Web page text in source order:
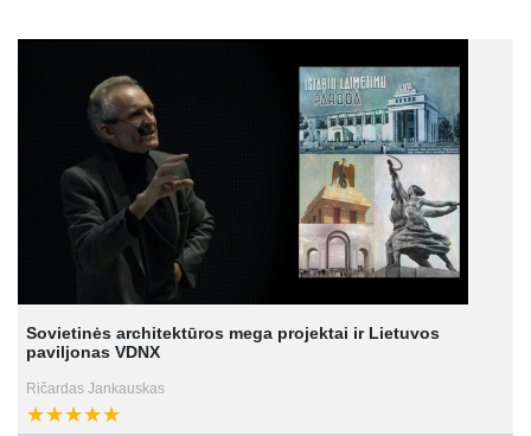
Sovietinės architektūros mega projektai ir Lietuvos
paviljonas VDNX
Ričardas Jankauskas